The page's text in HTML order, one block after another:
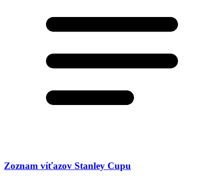
Zoznam víťazov Stanley Cupu